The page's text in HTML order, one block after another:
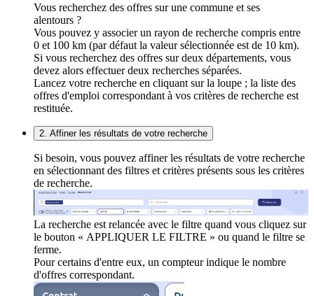
Vous recherchez des offres sur une commune et ses
alentours ?
Vous pouvez y associer un rayon de recherche compris entre
0 et 100 km (par défaut la valeur sélectionnée est de 10 km).
Si vous recherchez des offres sur deux départements, vous
devez alors effectuer deux recherches séparées.
Lancez votre recherche en cliquant sur la loupe ; la liste des
offres d'emploi correspondant à vos critères de recherche est
restituée.
2. Affiner les résultats de votre recherche
Si besoin, vous pouvez affiner les résultats de votre recherche
en sélectionnant des filtres et critères présents sous les critères
de recherche.
La recherche est relancée avec le filtre quand vous cliquez sur
le bouton « APPLIQUER LE FILTRE » ou quand le filtre se
ferme.
Pour certains d'entre eux, un compteur indique le nombre
d'offres correspondant.